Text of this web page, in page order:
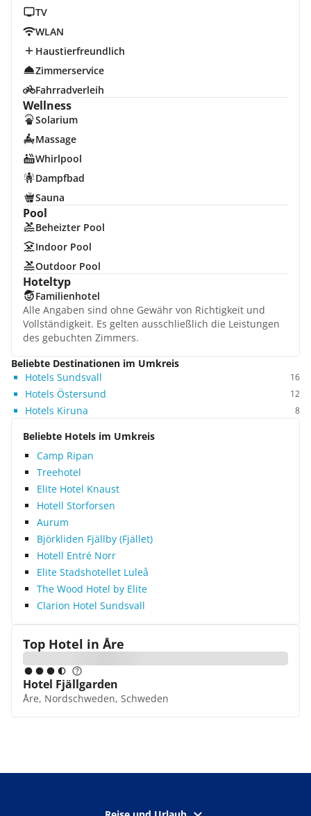
TV
WLAN
Haustierfreundlich
Zimmerservice
Fahrradverleih
Wellness
Solarium
Massage
Whirlpool
Dampfbad
Sauna
Pool
Beheizter Pool
Indoor Pool
Outdoor Pool
Hoteltyp
Familienhotel
Alle Angaben sind ohne Gewähr von Richtigkeit und
Vollständigkeit. Es gelten ausschließlich die Leistungen
des gebuchten Zimmers.
Beliebte Destinationen im Umkreis
Hotels Sundsvall
16
Hotels Östersund 12
Hotels Kiruna 8
Beliebte Hotels im Umkreis
Camp Ripan
Treehotel
Elite Hotel Knaust
Hotell Storforsen
Aurum
Björkliden Fjällby (Fjället)
Hotell Entré Norr
Elite Stadshotellet Luleå
The Wood Hotel by Elite
Clarion Hotel Sundsvall
Top Hotel in Åre
Hotel Fjällgarden
Åre, Nordschweden, Schweden